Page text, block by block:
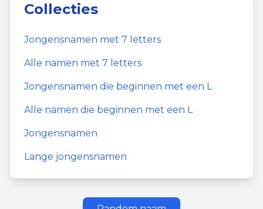
Collecties
Jongensnamen met 7 letters
Alle namen met 7 letters
Jongensnamen die beginnen met een L
Alle namen die beginnen met een L
Jongensnamen
Lange jongensnamen